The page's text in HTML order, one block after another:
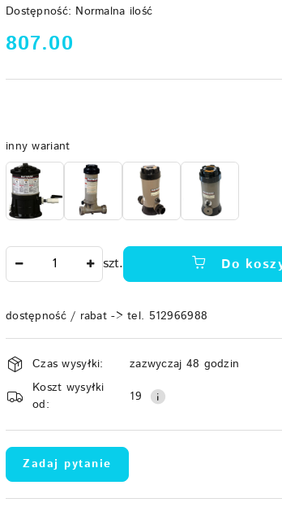
Dostępność: Normalna ilość
cena:
807.00
Wariant
inny wariant
szt. Do
dostępność / rabat -> tel. 512966988
Dostępność
i
dostawa
Czas wysyłki:
zazwyczaj 48 godzin
Koszt wysyłki
od:
19
Zadaj pytanie